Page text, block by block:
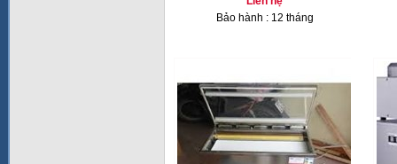
Bảo hành : 12 tháng